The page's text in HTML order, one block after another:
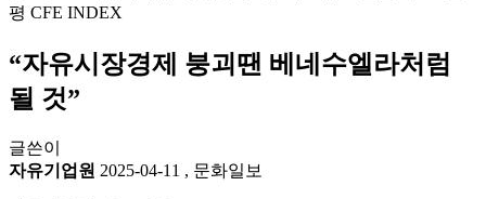
평 CFE INDEX
“자유시장경제 붕괴땐 베네수엘라처럼
될 것”
글쓴이
자유기업원 2025-04-11 , 문화일보